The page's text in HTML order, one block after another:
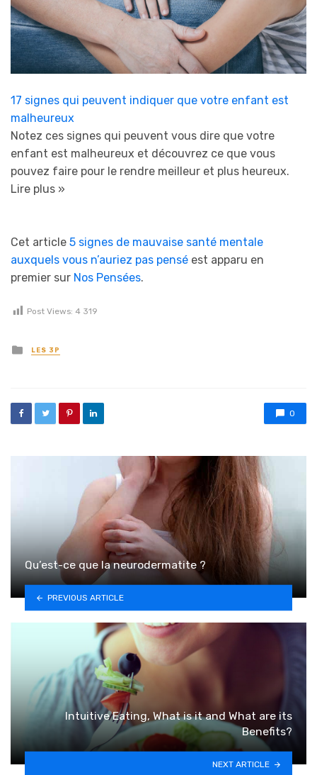
17 signes qui peuvent indiquer que votre enfant est
malheureux
Notez ces signes qui peuvent vous dire que votre
enfant est malheureux et découvrez ce que vous
pouvez faire pour le rendre meilleur et plus heureux.
Lire plus »
Cet article 5 signes de mauvaise santé mentale
auxquels vous n’auriez pas pensé est apparu en
premier sur Nos Pensées.
Post Views: 4 319
Posted in
LES 3P
0
Qu’est-ce que la neurodermatite ?
PREVIOUS ARTICLE
Intuitive Eating, What is it and What are its
Benefits?
NEXT ARTICLE